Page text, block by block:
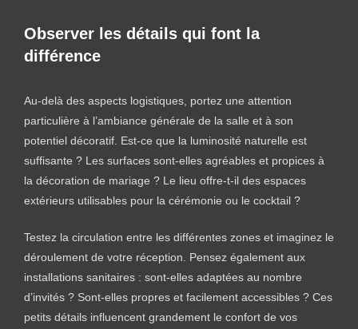
Observer les détails qui font la
différence
Au-delà des aspects logistiques, portez une attention
particulière à l’ambiance générale de la salle et à son
potentiel décoratif. Est-ce que la luminosité naturelle est
suffisante ? Les surfaces sont-elles agréables et propices à
la décoration de mariage ? Le lieu offre-t-il des espaces
extérieurs utilisables pour la cérémonie ou le cocktail ?
Testez la circulation entre les différentes zones et imaginez le
déroulement de votre réception. Pensez également aux
installations sanitaires : sont-elles adaptées au nombre
d’invités ? Sont-elles propres et facilement accessibles ? Ces
petits détails influencent grandement le confort de vos